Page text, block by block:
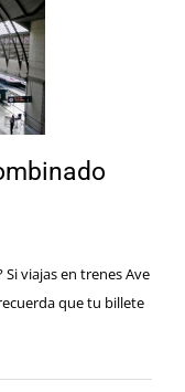
viajas en trenes Ave
que tu billete